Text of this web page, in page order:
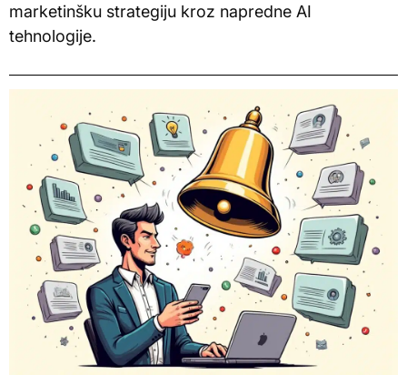
marketinšku strategiju kroz napredne AI
tehnologije.